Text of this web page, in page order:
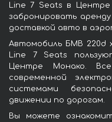
Line 7 Seats в
забронировать
доставкой авто в
Автомобиль БМВ 220d
Line 7 Seats
Центре Монако.
современной
системами
движении по дорогам.
Вы можете